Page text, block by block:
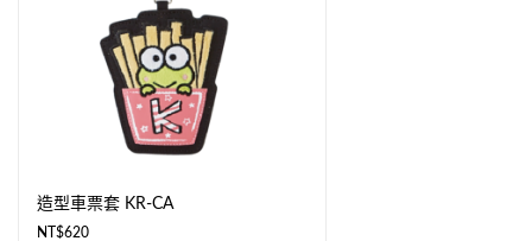
造型車票套 KR-CA
NT$620